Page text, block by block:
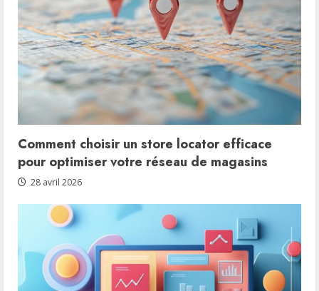
Comment choisir un store locator efficace
pour optimiser votre réseau de magasins
28 avril 2026